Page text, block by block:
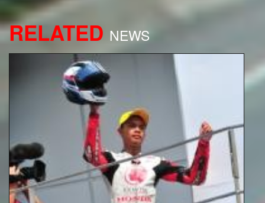
RELATED NEWS